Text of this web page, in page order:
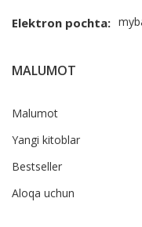
Elektron pochta:
MALUMOT
Malumot
Yangi kitoblar
Bestseller
Aloqa uchun